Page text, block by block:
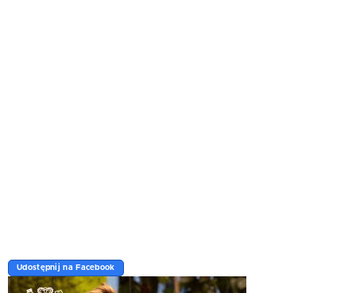
Udostępnij na Facebook